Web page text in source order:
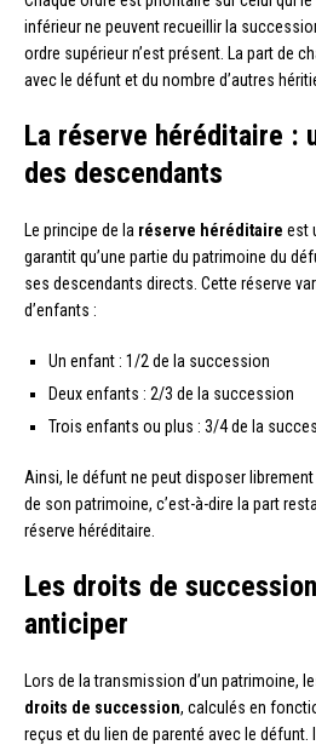
inférieur ne peuvent recueillir la
ordre supérieur n’est présent. La part de
avec le défunt et du nombre d’autres
La réserve héréditaire :
des descendants
Le principe de la réserve héréditaire est
garantit qu’une partie du patrimoine du
ses descendants directs. Cette réserve
d’enfants :
Un enfant : 1/2 de la succession
Deux enfants : 2/3 de la succession
Trois enfants ou plus : 3/4 de la
Ainsi, le défunt ne peut disposer
de son patrimoine, c’est-à-dire la part
réserve héréditaire.
Les droits de
anticiper
Lors de la transmission d’un patrimoine,
droits de succession, calculés en
reçus et du lien de parenté avec le